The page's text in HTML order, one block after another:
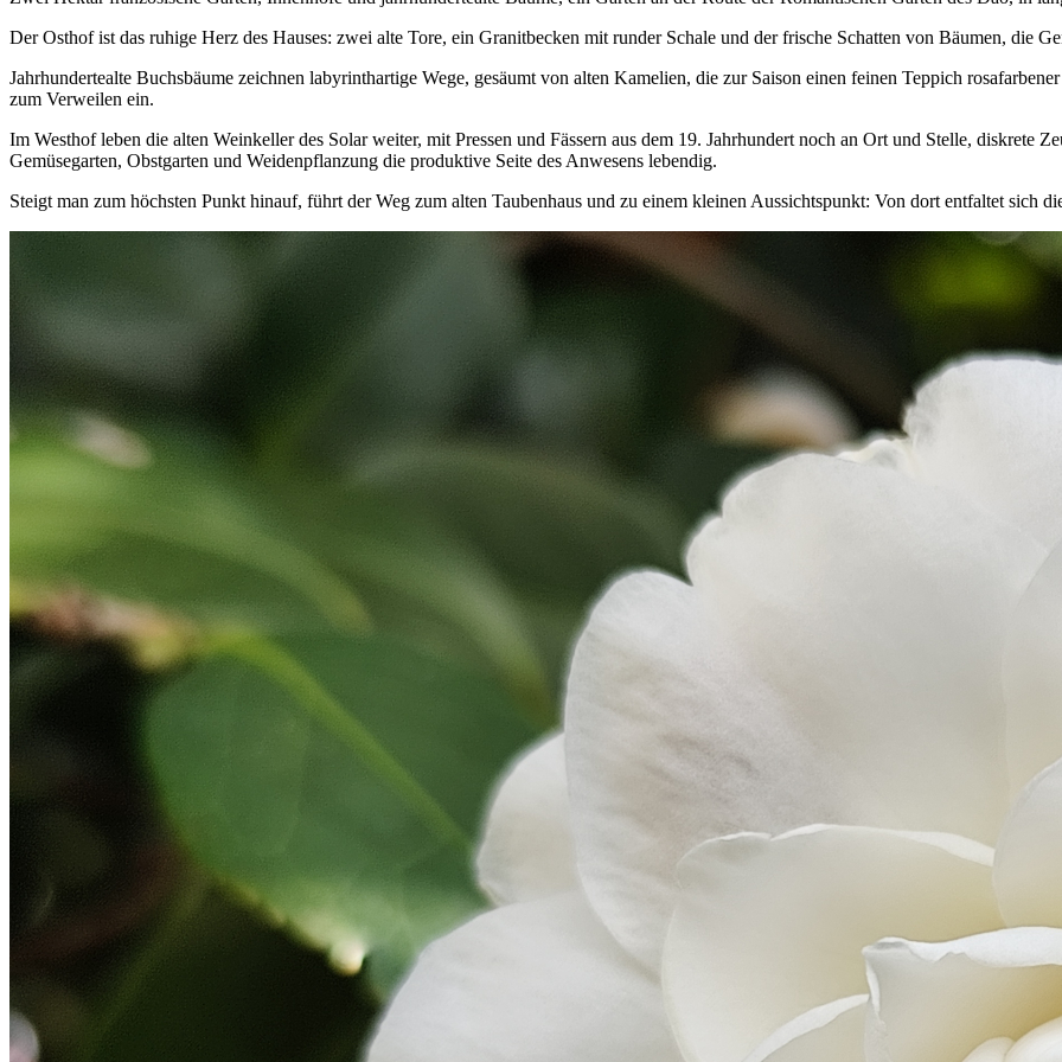
Der Osthof ist das ruhige Herz des Hauses: zwei alte Tore, ein Granitbecken mit runder Schale und der frische Schatten von Bäumen, die
Jahrhundertealte Buchsbäume zeichnen labyrinthartige Wege, gesäumt von alten Kamelien, die zur Saison einen feinen Teppich
zum Verweilen ein.
Im Westhof leben die alten Weinkeller des Solar weiter, mit Pressen und Fässern aus dem 19. Jahrhundert noch an Ort und Stelle, diskrete
Gemüsegarten, Obstgarten und Weidenpflanzung die produktive Seite des Anwesens lebendig.
Steigt man zum höchsten Punkt hinauf, führt der Weg zum alten Taubenhaus und zu einem kleinen Aussichtspunkt: Von dort entfaltet sich